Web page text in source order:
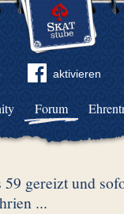
aktivieren
Forum
59 gereizt und
...